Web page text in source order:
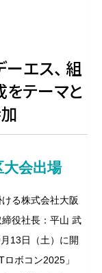
エス、 組
をテーマと
会出場
る株式会社大阪
役社長：平山 武
13日（土）に開
ボコン2025」